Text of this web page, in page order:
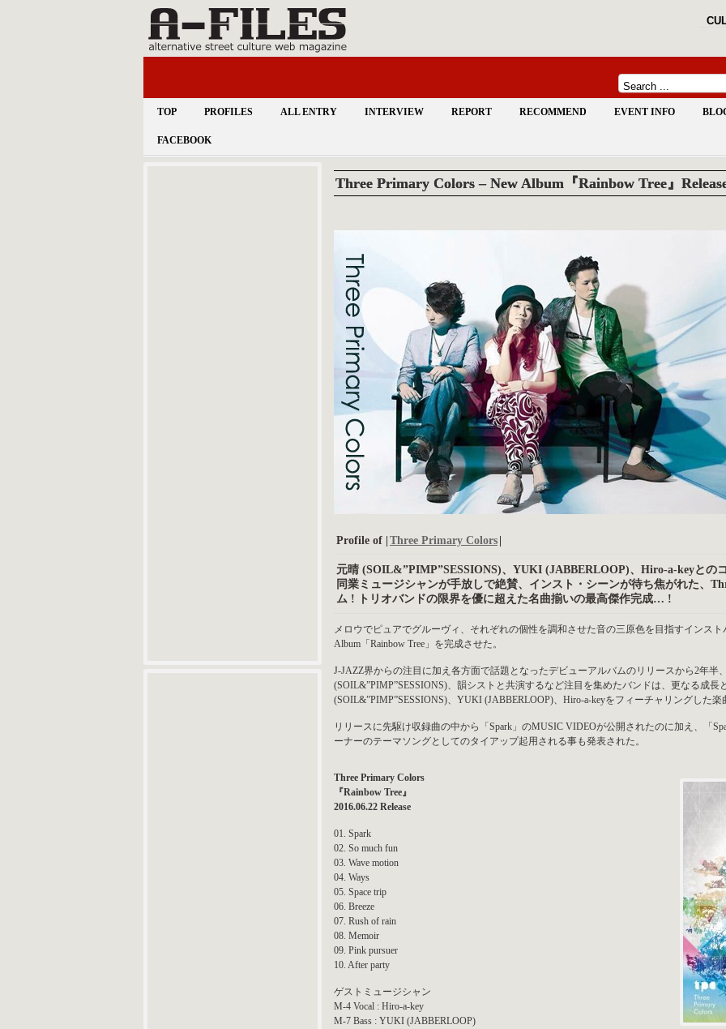
TOP PROFILES ALL ENTRY INTERVIEW REPORT RECOMMEND EVENT INFO
FACEBOOK
Three Primary Colors – New Album『Rainbow Tree』
Profile of | Three Primary Colors
元晴 (SOIL&”PIMP”SESSIONS)、YUKI (JABBERLOOP)、Hiro-a-keyとの
同業ミュージシャンが手放しで絶賛、インスト・シーンが待ち焦がれた、
ム ! トリオバンドの限界を優に超えた名曲揃いの最高傑作完成… !
メロウでピュアでグルーヴィ、それぞれの個性を調和させた音の三原色を目指すインスト
Album「Rainbow Tree」を完成させた。
J-JAZZ界からの注目に加え各方面で話題となったデビューアルバムのリリースから2年半
(SOIL&”PIMP”SESSIONS)、韻シストと共演するなど注目を集めたバンドは、更なる成長
(SOIL&”PIMP”SESSIONS)、YUKI (JABBERLOOP)、Hiro-a-keyをフィーチャリングした
リリースに先駆け収録曲の中から「Spark」のMUSIC VIDEOが公開されたのに加え、「
ーナーのテーマソングとしてのタイアップ起用される事も発表された。
Three Primary Colors
『Rainbow Tree』
2016.06.22 Release
01. Spark
02. So much fun
03. Wave motion
04. Ways
05. Space trip
06. Breeze
07. Rush of rain
08. Memoir
09. Pink pursuer
10. After party
ゲストミュージシャン
M-4 Vocal : Hiro-a-key
M-7 Bass : YUKI (JABBERLOOP)